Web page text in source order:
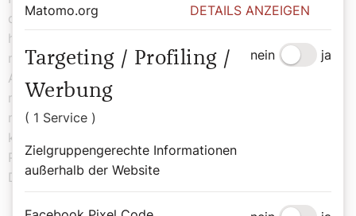
dem CONCORDIA-Projekt waren mit dabei. Damals
hatte Franziskus ein wenig Zeit und wir konnten kurz
miteinander reden. Ich habe einfach gemerkt, was er an
Aufmerksamkeit und Herzlichkeit einbringt. Das war für
mich sehr wohltuend, wertschätzend, berührend. Ich
merke immer wieder, dass mir dieser Papst näher
kommt als seine Vorgänger. Ich habe den Eindruck,
Papst Franziskus ist im Herzen Jesuit geblieben.
Dadurch fühle ich mich innerlich mit ihm verbunden.
Matomo.org DETAILS ANZEIGEN
Targeting / Profiling /
Werbung
( 1 Service )
Zielgruppengerechte Informationen
außerhalb der Website
nein ja